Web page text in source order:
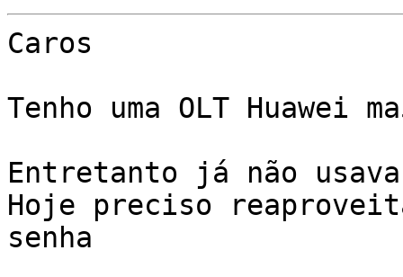
Caros
Tenho uma OLT Huawei
Entretanto já não
Hoje preciso
senha